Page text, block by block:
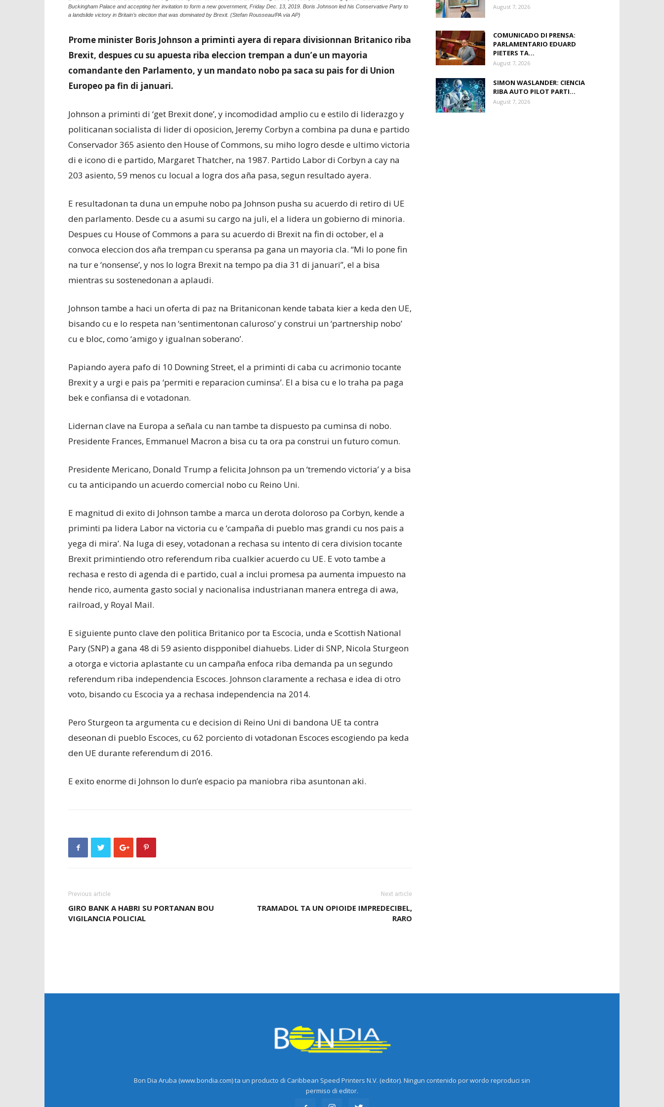
Buckingham Palace and accepting her invitation to form a new government, Friday Dec. 13, 2019. Boris Johnson led his Conservative Party to
a landslide victory in Britain’s election that was dominated by Brexit. (Stefan Rousseau/PA via AP)
Prome minister Boris Johnson a priminti ayera di repara divisionnan Britanico riba
Brexit, despues cu su apuesta riba eleccion trempan a dun’e un mayoria
comandante den Parlamento, y un mandato nobo pa saca su pais for di Union
Europeo pa fin di januari.
Johnson a priminti di ‘get Brexit done’, y incomodidad amplio cu e estilo di liderazgo y
politicanan socialista di lider di oposicion, Jeremy Corbyn a combina pa duna e partido
Conservador 365 asiento den House of Commons, su miho logro desde e ultimo victoria
di e icono di e partido, Margaret Thatcher, na 1987. Partido Labor di Corbyn a cay na
203 asiento, 59 menos cu locual a logra dos aña pasa, segun resultado ayera.
E resultadonan ta duna un empuhe nobo pa Johnson pusha su acuerdo di retiro di UE
den parlamento. Desde cu a asumi su cargo na juli, el a lidera un gobierno di minoria.
Despues cu House of Commons a para su acuerdo di Brexit na fin di october, el a
convoca eleccion dos aña trempan cu speransa pa gana un mayoria cla. “Mi lo pone fin
na tur e ‘nonsense’, y nos lo logra Brexit na tempo pa dia 31 di januari”, el a bisa
mientras su sostenedonan a aplaudi.
Johnson tambe a haci un oferta di paz na Britaniconan kende tabata kier a keda den UE,
bisando cu e lo respeta nan ‘sentimentonan caluroso’ y construi un ‘partnership nobo’
cu e bloc, como ‘amigo y igualnan soberano’.
Papiando ayera pafo di 10 Downing Street, el a priminti di caba cu acrimonio tocante
Brexit y a urgi e pais pa ‘permiti e reparacion cuminsa’. El a bisa cu e lo traha pa paga
bek e confiansa di e votadonan.
Lidernan clave na Europa a señala cu nan tambe ta dispuesto pa cuminsa di nobo.
Presidente Frances, Emmanuel Macron a bisa cu ta ora pa construi un futuro comun.
Presidente Mericano, Donald Trump a felicita Johnson pa un ‘tremendo victoria’ y a bisa
cu ta anticipando un acuerdo comercial nobo cu Reino Uni.
E magnitud di exito di Johnson tambe a marca un derota doloroso pa Corbyn, kende a
priminti pa lidera Labor na victoria cu e ‘campaña di pueblo mas grandi cu nos pais a
yega di mira’. Na luga di esey, votadonan a rechasa su intento di cera division tocante
Brexit primintiendo otro referendum riba cualkier acuerdo cu UE. E voto tambe a
rechasa e resto di agenda di e partido, cual a inclui promesa pa aumenta impuesto na
hende rico, aumenta gasto social y nacionalisa industrianan manera entrega di awa,
railroad, y Royal Mail.
E siguiente punto clave den politica Britanico por ta Escocia, unda e Scottish National
Pary (SNP) a gana 48 di 59 asiento dispponibel diahuebs. Lider di SNP, Nicola Sturgeon
a otorga e victoria aplastante cu un campaña enfoca riba demanda pa un segundo
referendum riba independencia Escoces. Johnson claramente a rechasa e idea di otro
voto, bisando cu Escocia ya a rechasa independencia na 2014.
Pero Sturgeon ta argumenta cu e decision di Reino Uni di bandona UE ta contra
deseonan di pueblo Escoces, cu 62 porciento di votadonan Escoces escogiendo pa keda
den UE durante referendum di 2016.
E exito enorme di Johnson lo dun’e espacio pa maniobra riba asuntonan aki.
Previous article
GIRO BANK A HABRI SU PORTANAN BOU
VIGILANCIA POLICIAL
Next article
TRAMADOL TA UN OPIOIDE IMPREDECIBEL,
RARO
August 7, 2026
COMUNICADO DI PRENSA:
PARLAMENTARIO EDUARD
PIETERS TA...
August 7, 2026
SIMON WASLANDER: CIENCIA
RIBA AUTO PILOT PARTI...
August 7, 2026
Bon Dia Aruba (www.bondia.com) ta un producto di Caribbean Speed Printers N.V. (editor). Ningun contenido por wordo reproduci sin
permiso di editor.